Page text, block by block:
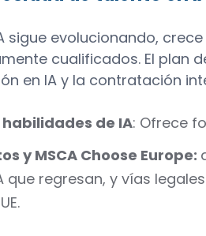
sigue evolucionando,
cualificados. El plan
en IA y la contratación
de IA: Ofrece
y MSCA Choose Europe:
que regresan, y vías